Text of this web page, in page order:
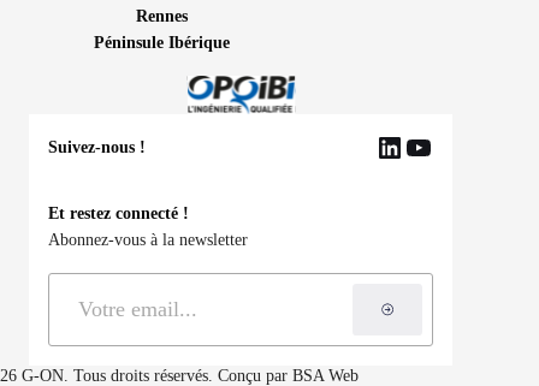
Rennes
Péninsule Ibérique
G-ON. Tous droits réservés. Conçu par BSA Web
Suivez-nous ! LinkedIn
YouTube
Et restez connecté !
Abonnez-vous à la newsletter
S'inscrire à la